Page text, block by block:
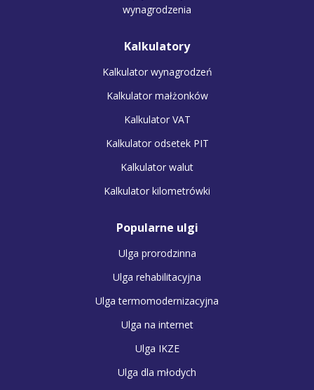
wynagrodzenia
Kalkulatory
Kalkulator wynagrodzeń
Kalkulator małżonków
Kalkulator VAT
Kalkulator odsetek PIT
Kalkulator walut
Kalkulator kilometrówki
Popularne ulgi
Ulga prorodzinna
Ulga rehabilitacyjna
Ulga termomodernizacyjna
Ulga na internet
Ulga IKZE
Ulga dla młodych